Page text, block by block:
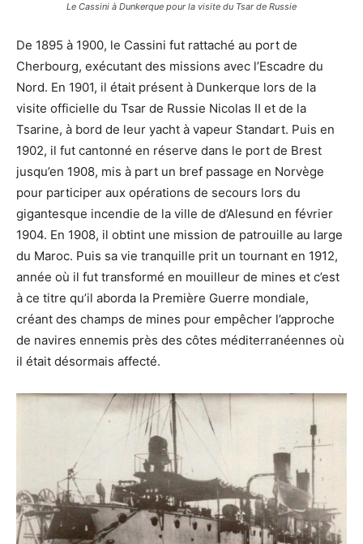
Le Cassini à Dunkerque pour la visite du Tsar de Russie
De 1895 à 1900, le Cassini fut rattaché au port de
Cherbourg, exécutant des missions avec l’Escadre du
Nord. En 1901, il était présent à Dunkerque lors de la
visite officielle du Tsar de Russie Nicolas II et de la
Tsarine, à bord de leur yacht à vapeur Standart. Puis en
1902, il fut cantonné en réserve dans le port de Brest
jusqu’en 1908, mis à part un bref passage en Norvège
pour participer aux opérations de secours lors du
gigantesque incendie de la ville de d’Alesund en février
1904. En 1908, il obtint une mission de patrouille au large
du Maroc. Puis sa vie tranquille prit un tournant en 1912,
année où il fut transformé en mouilleur de mines et c’est
à ce titre qu’il aborda la Première Guerre mondiale,
créant des champs de mines pour empêcher l’approche
de navires ennemis près des côtes méditerranéennes où
il était désormais affecté.